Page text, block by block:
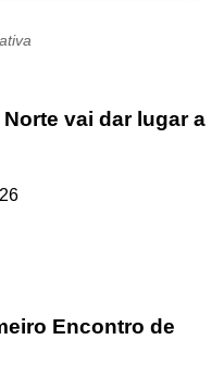
vai dar lugar a
Encontro de